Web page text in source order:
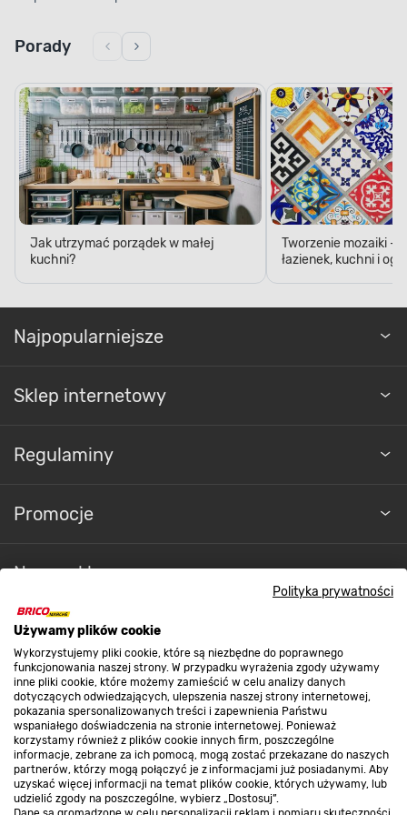
Polityka prywatności
Używamy plików cookie
Wykorzystujemy pliki cookie, które są niezbędne do poprawnego
funkcjonowania naszej strony. W przypadku wyrażenia zgody używamy
inne pliki cookie, które możemy zamieścić w celu analizy danych
dotyczących odwiedzających, ulepszenia naszej strony internetowej,
pokazania spersonalizowanych treści i zapewnienia Państwu
wspaniałego doświadczenia na stronie internetowej. Ponieważ
korzystamy również z plików cookie innych firm, poszczególne
informacje, zebrane za ich pomocą, mogą zostać przekazane do naszych
partnerów, którzy mogą połączyć je z informacjami już posiadanymi. Aby
uzyskać więcej informacji na temat plików cookie, których używamy, lub
udzielić zgody na poszczególne, wybierz „Dostosuj”.
Porady
Jak utrzymać porządek w małej
kuchni?
Tworzenie mozaiki -
łazienek, kuchni i
Najpopularniejsze
Sklep internetowy
Regulaminy
Promocje
Nasze sklepy
O nas
Kontakt do sklepu
Strefa biznesu